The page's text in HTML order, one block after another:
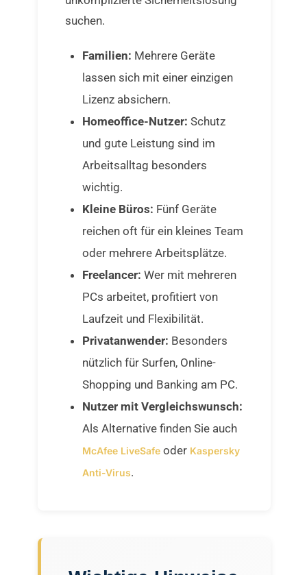
suchen.
Familien: Mehrere Geräte
lassen sich mit einer einzigen
Lizenz absichern.
Homeoffice-Nutzer: Schutz
und gute Leistung sind im
Arbeitsalltag besonders
wichtig.
Kleine Büros: Fünf Geräte
reichen oft für ein kleines Team
oder mehrere Arbeitsplätze.
Freelancer: Wer mit mehreren
PCs arbeitet, profitiert von
Laufzeit und Flexibilität.
Privatanwender: Besonders
nützlich für Surfen, Online-
Shopping und Banking am PC.
Nutzer mit Vergleichswunsch:
Als Alternative finden Sie auch
McAfee LiveSafe oder Kaspersky
Anti-Virus.